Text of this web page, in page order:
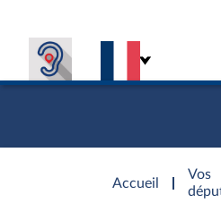
Accueil
d'accueil
Vos